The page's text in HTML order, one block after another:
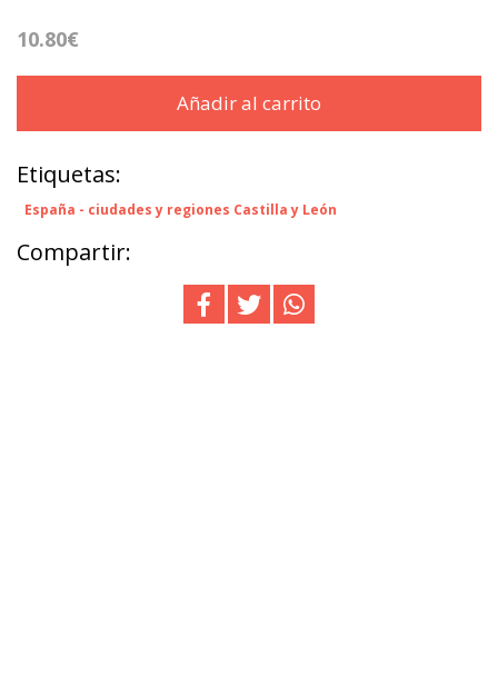
10.80€
Añadir al carrito
Etiquetas:
España - ciudades y regiones Castilla y León
Compartir: